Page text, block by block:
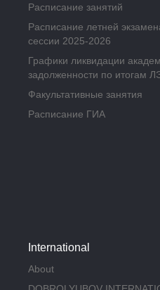
Расписание занятий
Расписание летней
сессии 2025-2026
Графики ликвидации
задолженности по итогам
Факультативные занятия
Расписание ГИА
International
About